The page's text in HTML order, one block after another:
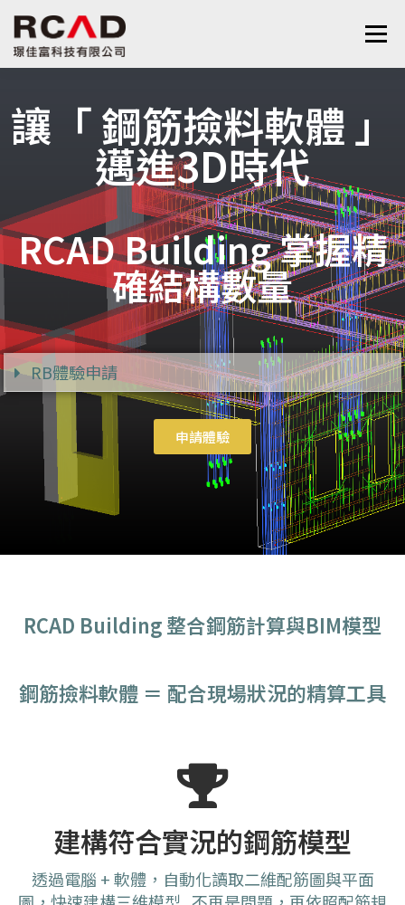
選單
支援與學習 關於我們 聯絡我們
讓「 鋼筋撿料軟體 」
邁進3D時代
RCAD Building 掌握精
確結構數量
RB體驗申請
申請體驗
RCAD Building 整合鋼筋計算與BIM模型
鋼筋撿料軟體 ＝ 配合現場狀況的精算工具
建構符合實況的鋼筋模型
透過電腦 + 軟體，自動化讀取二維配筋圖與平面